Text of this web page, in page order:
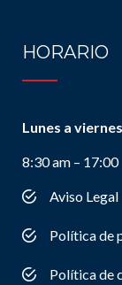
HORARIO
Lunes a viernes
8:30 am – 17:00
Aviso Legal
Política de
Política de